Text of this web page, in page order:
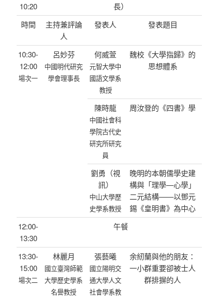
10:20
長）
時間
主持兼評論
人
發表人 發表題目
10:30-
12:00
場次一
呂妙芬
中國明代研究
學會理事長
何威萱
元智大學中
國語文學系
教授
魏校《大學指歸》的
思想體系
陳時龍
中國社會科
學院古代史
研究所研究
員
周汝登的《四書》學
劉勇（視
訊）
中山大學歷
史學系教授
晚明的本朝儒學史建
構與「理學—心學」
二元結構——以鄧元
錫《皇明書》為中心
12:00-
13:30
午餐
13:30-
15:00
場次二
林麗月
國立臺灣師範
大學歷史學系
名譽教授
張藝曦
國立陽明交
通大學人文
社會學系教
余紉蘭與他的朋友：
一小群重要卻被士人
群排摒的人